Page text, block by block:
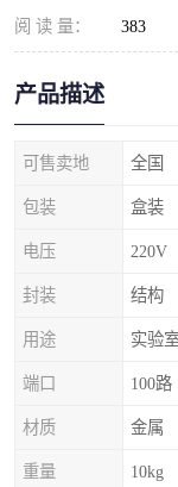
阅 读 量： 383
产品描述
可售卖地 全国
包装 盒装
电压 220V
封装 结构
用途 实验
端口 100路
材质 金属
重量 10kg